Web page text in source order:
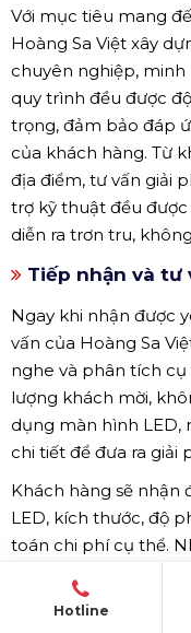
Với mục tiêu mang
Hoàng Sa Việt xây
chuyên nghiệp,
quy trình đều được
trọng, đảm bảo đáp
của khách hàng. Từ
địa điểm, tư vấn giải
trợ kỹ thuật đều
diễn ra trơn tru,
Tiếp nhận và tư
Ngay khi nhận được
vấn của Hoàng Sa
nghe và phân tích cụ
lượng khách mời,
dụng màn hình LED,
chi tiết để đưa ra giải
Khách hàng sẽ nhận
LED, kích thước, độ
toán chi phí cụ thể.
diễn ra nhanh
gian và công sức cho
Hotline